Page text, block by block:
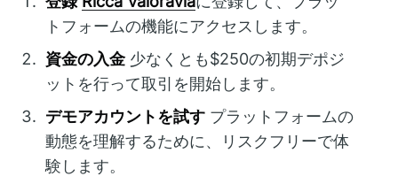
トフォームの機能にアクセスします。
資金の入金少なくとも$250の初期デポジ
ットを行って取引を開始します。
デモアカウントを試す プラットフォームの
動態を理解するために、リスクフリーで体
験します。